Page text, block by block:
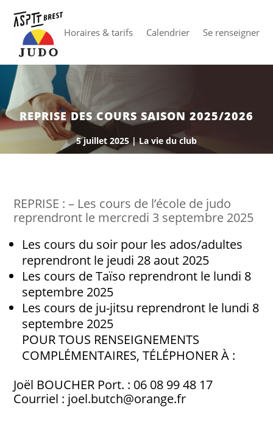
Horaires & tarifs Calendrier Se renseigner
REPRISE DES COURS SAISON 2025/2026
5 juillet 2025|La vie du club
REPRISE : – Les cours de l’école de judo
reprendront le mercredi 3 septembre 2025
Les cours du soir pour les ados/adultes
reprendront le jeudi 28 aout 2025
Les cours de Taïso reprendront le lundi 8
septembre 2025
Les cours de ju-jitsu reprendront le lundi 8
septembre 2025
POUR TOUS RENSEIGNEMENTS
COMPLÉMENTAIRES, TÉLÉPHONER À :
Joël BOUCHER Port. : 06 08 99 48 17
Courriel : joel.butch@orange.fr